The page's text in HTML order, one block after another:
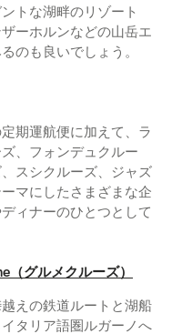
トな湖畔のリゾート
ーホルンなどの山岳エ
のも良いでしょう。
期運航便に加えて、ラ
、フォンデュクルー
スシクルーズ、ジャズ
マにしたさまざまな企
ィナーのひとつとして
グルメクルーズ）
えの鉄道ルートと湖船
タリア語圏ルガーノへ